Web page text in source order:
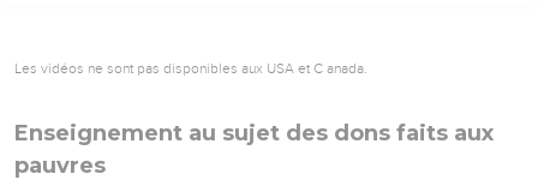
Les vidéos ne sont pas disponibles aux USA et C anada.
Enseignement au sujet des dons faits aux
pauvres